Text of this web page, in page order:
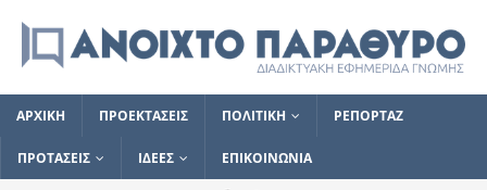
ΑΡΧΙΚΗ ΠΡΟΕΚΤΑΣΕΙΣ ΠΟΛΙΤΙΚΗ ΡΕΠΟΡΤΑΖ
ΠΡΟΤΑΣΕΙΣ ΙΔΕΕΣ ΕΠΙΚΟΙΝΩΝΙΑ